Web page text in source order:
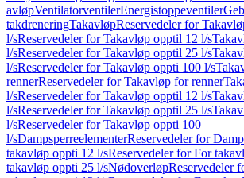
avløpVentilatorventilerEnergistoppeventiler
takdreneringTakavløpReservedeler for
l/sReservedeler for Takavløp opptil 12 l/s
l/sReservedeler for Takavløp opptil 25 l/s
l/sReservedeler for Takavløp oppti 100 l/s
rennerReservedeler for Takavløp for renner
l/sReservedeler for Takavløp opptil 12 l/s
l/sReservedeler for Takavløp opptil 25 l/s
l/sReservedeler for Takavløp oppti 100
l/sDampsperreelementerReservedeler for
takavløp oppti 12 l/sReservedeler for For
takavløp oppti 25 l/sNødoverløpReservedeler